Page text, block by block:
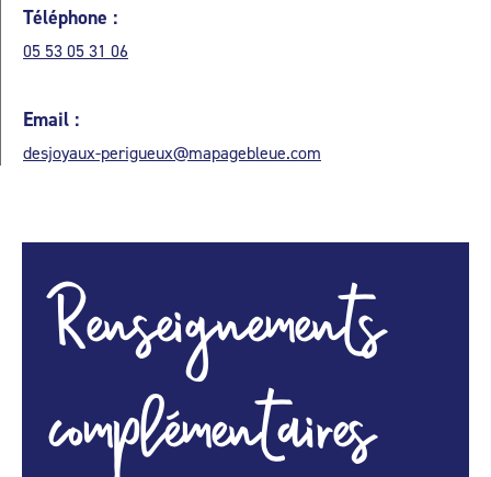
Téléphone :
05 53 05 31 06
Email :
desjoyaux-perigueux@mapagebleue.com
Renseignements
complémentaires